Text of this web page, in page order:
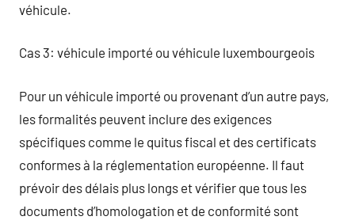
véhicule.
Cas 3: véhicule importé ou véhicule luxembourgeois
Pour un véhicule importé ou provenant d’un autre pays,
les formalités peuvent inclure des exigences
spécifiques comme le quitus fiscal et des certificats
conformes à la réglementation européenne. Il faut
prévoir des délais plus longs et vérifier que tous les
documents d’homologation et de conformité sont